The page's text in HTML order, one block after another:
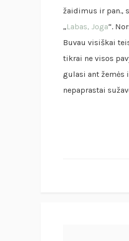
žaidimus ir pan.,
„Labas, Joga“.
Buvau visiškai
tikrai ne visos
gulasi ant žemės
nepaprastai